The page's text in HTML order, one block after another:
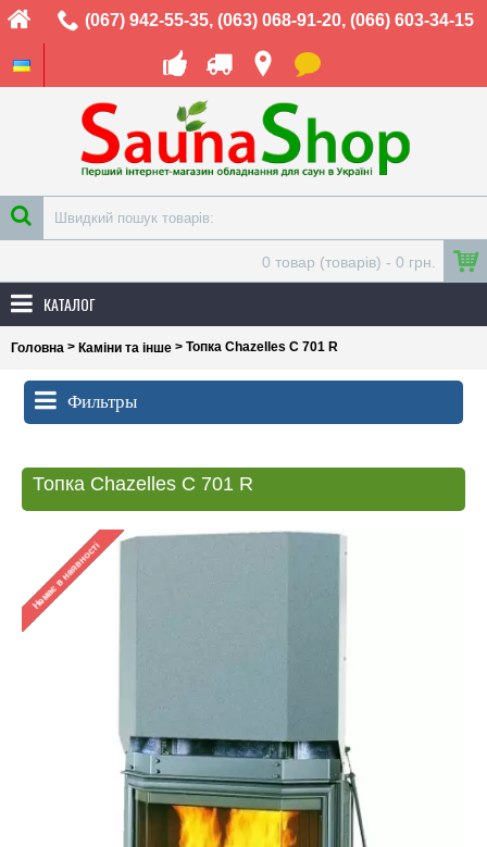
(067) 942-55-35, (063) 068-91-20, (066) 603-34-15
0 товар (товарів) - 0 грн.
КАТАЛОГ
Головна > Каміни та інше > Топка Chazelles C 701 R
Фильтры
Топка Chazelles C 701 R